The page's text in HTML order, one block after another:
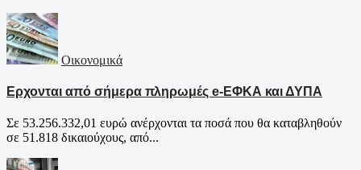
Οικονομικά
Ερχονται από σήμερα πληρωμές e-ΕΦΚΑ και ΔΥΠΑ
Σε 53.256.332,01 ευρώ ανέρχονται τα ποσά που θα καταβληθούν
σε 51.818 δικαιούχους, από...